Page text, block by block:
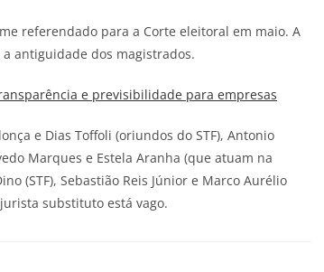
referendado para a Corte eleitoral em maio. A
antiguidade dos magistrados.
e previsibilidade para empresas
e Dias Toffoli (oriundos do STF), Antonio
Marques e Estela Aranha (que atuam na
(STF), Sebastião Reis Júnior e Marco Aurélio
substituto está vago.